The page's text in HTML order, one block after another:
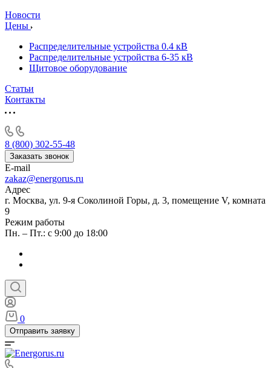
Новости
Цены
Распределительные устройства 0.4 кВ
Распределительные устройства 6-35 кВ
Щитовое оборудование
Статьи
Контакты
8 (800) 302-55-48
Заказать звонок
E-mail
zakaz@energorus.ru
Адрес
г. Москва, ул. 9-я Соколиной Горы, д. 3, помещение V, комната
9
Режим работы
Пн. – Пт.: с 9:00 до 18:00
0
Отправить заявку